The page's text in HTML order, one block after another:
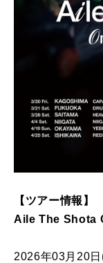
【ツアー情報】
Aile The Shota
2026年03月20